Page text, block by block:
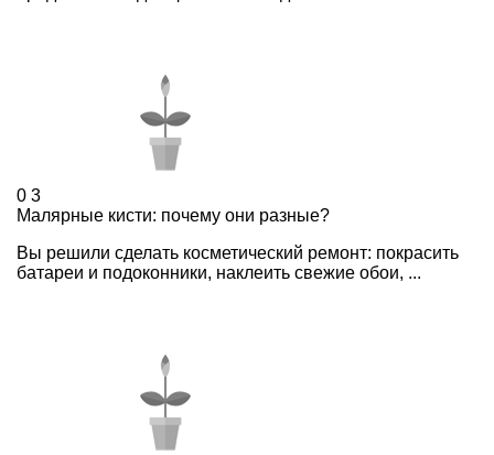
0 3
Малярные кисти: почему они разные?
Вы решили сделать косметический ремонт: покрасить
батареи и подоконники, наклеить свежие обои, ...